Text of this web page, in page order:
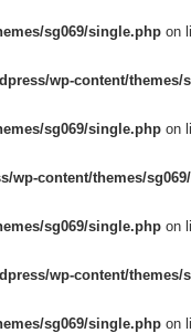
sg069/single.php on
wp-content/themes/
sg069/single.php on
wp-content/themes/
sg069/single.php on
wp-content/themes/
sg069/single.php on